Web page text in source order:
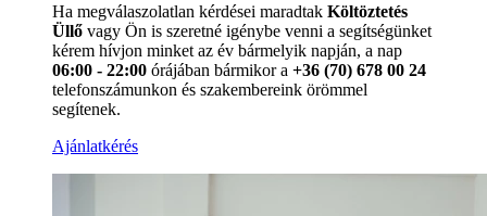
Ha megválaszolatlan kérdései maradtak Költöztetés
Üllő vagy Ön is szeretné igénybe venni a segítségünket
kérem hívjon minket az év bármelyik napján, a nap
06:00 - 22:00 órájában bármikor a +36 (70) 678 00 24
telefonszámunkon és szakembereink örömmel
segítenek.
Ajánlatkérés